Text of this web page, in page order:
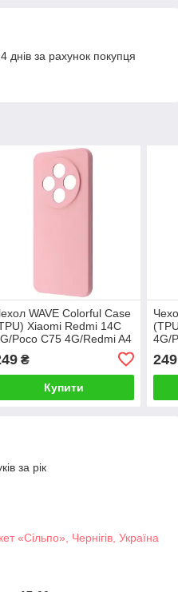
за рахунок покупця
WAVE Colorful Case
Xiaomi Redmi 14C
Poco C75 4G/Redmi A4
₴
Купити
4G/
249
за рік
«Сільпо», Чернігів, Україна